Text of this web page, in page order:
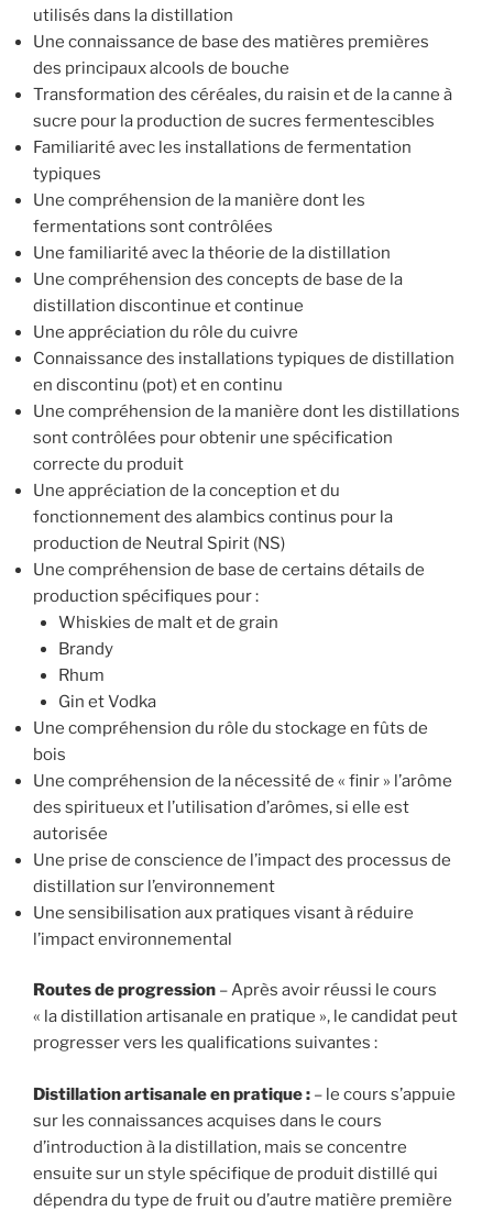
utilisés dans la distillation
Une connaissance de base des matières premières
des principaux alcools de bouche
Transformation des céréales, du raisin et de la canne à
sucre pour la production de sucres fermentescibles
Familiarité avec les installations de fermentation
typiques
Une compréhension de la manière dont les
fermentations sont contrôlées
Une familiarité avec la théorie de la distillation
Une compréhension des concepts de base de la
distillation discontinue et continue
Une appréciation du rôle du cuivre
Connaissance des installations typiques de distillation
en discontinu (pot) et en continu
Une compréhension de la manière dont les distillations
sont contrôlées pour obtenir une spécification
correcte du produit
Une appréciation de la conception et du
fonctionnement des alambics continus pour la
production de Neutral Spirit (NS)
Une compréhension de base de certains détails de
production spécifiques pour :
Whiskies de malt et de grain
Brandy
Rhum
Gin et Vodka
Une compréhension du rôle du stockage en fûts de
bois
Une compréhension de la nécessité de « finir » l’arôme
des spiritueux et l’utilisation d’arômes, si elle est
autorisée
Une prise de conscience de l’impact des processus de
distillation sur l’environnement
Une sensibilisation aux pratiques visant à réduire
l’impact environnemental
Routes de progression – Après avoir réussi le cours
« la distillation artisanale en pratique », le candidat peut
progresser vers les qualifications suivantes :
Distillation artisanale en pratique : – le cours s’appuie
sur les connaissances acquises dans le cours
d’introduction à la distillation, mais se concentre
ensuite sur un style spécifique de produit distillé qui
dépendra du type de fruit ou d’autre matière première